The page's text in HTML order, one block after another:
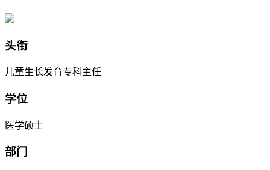
头衔
儿童生长发育专科主任
学位
医学硕士
部门